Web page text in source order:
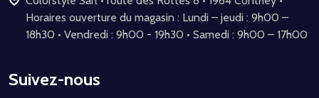
Horaires ouverture du magasin : Lundi – jeudi : 9h00 –
18h30 • Vendredi : 9h00 - 19h30 • Samedi : 9h00 – 17h00
Suivez-nous